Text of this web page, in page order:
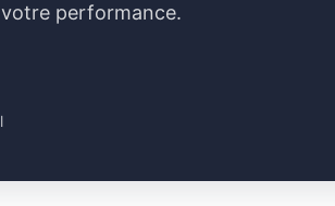
performance.